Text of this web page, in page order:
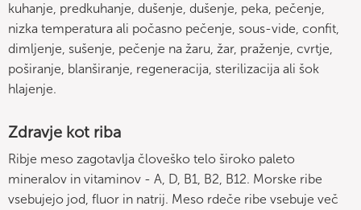
kuhanje, predkuhanje, dušenje, dušenje, peka, pečenje,
nizka temperatura ali počasno pečenje, sous-vide, confit,
dimljenje, sušenje, pečenje na žaru, žar, praženje, cvrtje,
poširanje, blanširanje, regeneracija, sterilizacija ali šok
hlajenje.
Zdravje kot riba
Ribje meso zagotavlja človeško telo široko paleto
mineralov in vitaminov - A, D, B1, B2, B12. Morske ribe
vsebujejo jod, fluor in natrij. Meso rdeče ribe vsebuje več